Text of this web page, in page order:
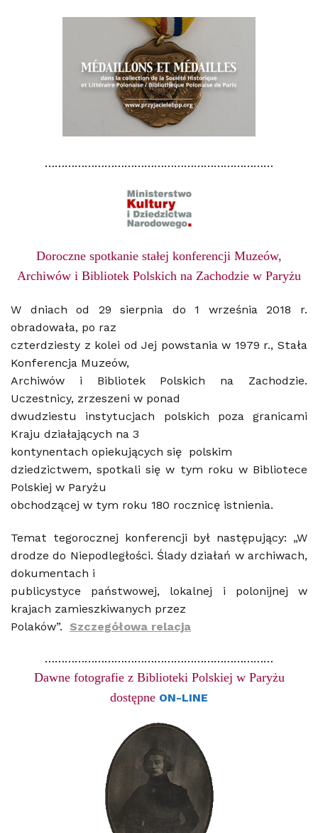
……………………………………………………………
Doroczne spotkanie stałej konferencji Muzeów,
Archiwów i Bibliotek Polskich na Zachodzie w Paryżu
W dniach od 29 sierpnia do 1 września 2018 r.
obradowała, po raz
czterdziesty z kolei od Jej powstania w 1979 r., Stała
Konferencja Muzeów,
Archiwów i Bibliotek Polskich na Zachodzie.
Uczestnicy, zrzeszeni w ponad
dwudziestu instytucjach polskich poza granicami
Kraju działających na 3
kontynentach opiekujących się polskim
dziedzictwem, spotkali się w tym roku w Bibliotece
Polskiej w Paryżu
obchodzącej w tym roku 180 rocznicę istnienia.
Temat tegorocznej konferencji był następujący: „W
drodze do Niepodległości. Ślady działań w archiwach,
dokumentach i
publicystyce państwowej, lokalnej i polonijnej w
krajach zamieszkiwanych przez
Polaków”. Szczegółowa relacja
……………………………………………………………
Dawne fotografie z Biblioteki Polskiej w Paryżu
dostępne ON-LINE